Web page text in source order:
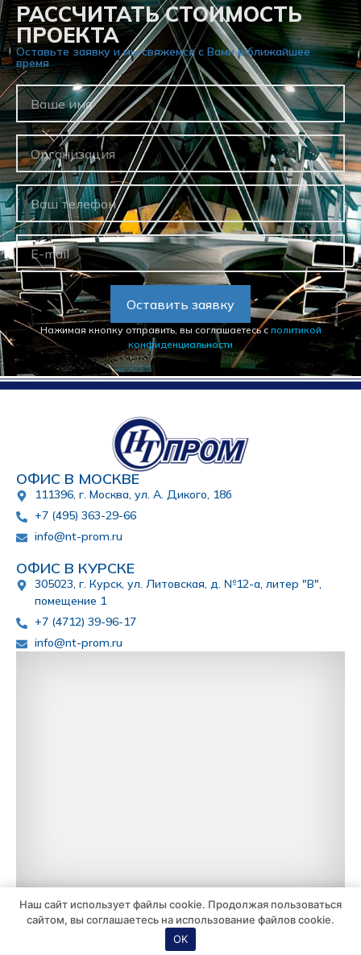
РАССЧИТАТЬ СТОИМОСТЬ
ПРОЕКТА
Оставьте заявку и мы свяжемся с Вами в ближайшее
время
Оставить заявку
Нажимая кнопку отправить, вы соглашаетесь с политикой
конфиденциальности
ОФИС В МОСКВЕ
111396, г. Москва, ул. А. Дикого, 18б
+7 (495) 363-29-66
info@nt-prom.ru
ОФИС В КУРСКЕ
305023, г. Курск, ул. Литовская, д. №12-а, литер "В",
помещение 1
+7 (4712) 39-96-17
info@nt-prom.ru
ООО "НТ-Пром" 2004-2026 © Все права
Наш сайт использует файлы cookie. Продолжая пользоваться
сайтом, вы соглашаетесь на использование файлов cookie.
OK